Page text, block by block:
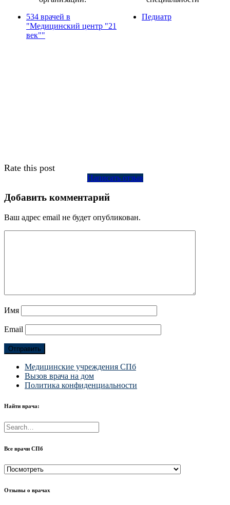
534 врачей в
"Медицинский центр "21
век""
Педиатр
Rate this post
Написать отзыв
Добавить комментарий
Ваш адрес email не будет опубликован.
Имя
Email
Медицинские учреждения СПб
Вызов врача на дом
Политика конфиденциальности
Найти врача:
Все врачи СПб
Все
СПб
Отзывы о врачах